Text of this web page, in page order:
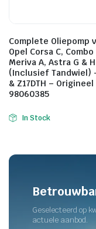
Complete Oliepomp
Opel Corsa C, Combo
Meriva A, Astra G & H
(Inclusief Tandwiel)
& Z17DTH – Origineel
98060385
In Stock
Geselecteerd op
actuele aanbod.